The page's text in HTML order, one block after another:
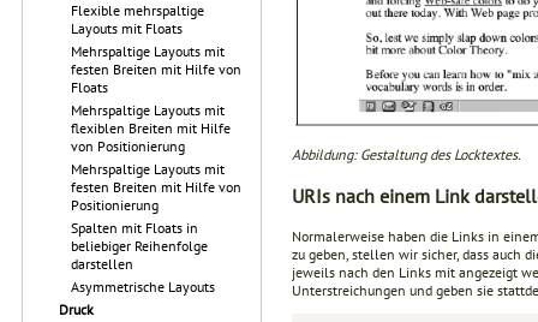
Flexible mehrspaltige
Layouts mit Floats
Mehrspaltige Layouts mit
festen Breiten mit Hilfe von
Floats
Mehrspaltige Layouts mit
flexiblen Breiten mit Hilfe
von Positionierung
Mehrspaltige Layouts mit
festen Breiten mit Hilfe von
Positionierung
Spalten mit Floats in
beliebiger Reihenfolge
darstellen
Asymmetrische Layouts
Druck
Abbildung: Gestaltung des Locktextes.
URIs nach einem Link
Normalerweise haben die Links in
zu geben, stellen wir sicher, dass auch
jeweils nach den Links mit angezeigt
Unterstreichungen und geben sie